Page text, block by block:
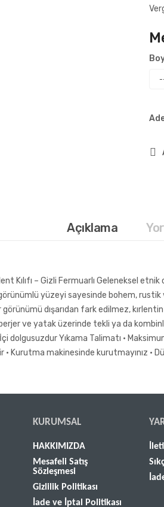
Açıklama
Kılıfı – Gizli Fermuarlı Geleneksel
yüzeyi sayesinde bohem,
dışarıdan fark edilmez, kırlentin
ve yatak üzerinde tekli ya da
dolgusuzdur Yıkama Talimatı •
• Kurutma makinesinde kurutmayınız •
KURUMSAL
HAKKIMIZDA
Mesafeli Satış
Sözleşmesi
Gizlilik Politikası
İade ve İptal Politikası